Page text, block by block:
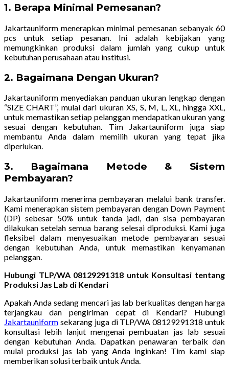
1. Berapa Minimal Pemesanan?
Jakartauniform menerapkan minimal pemesanan sebanyak 60
pcs untuk setiap pesanan. Ini adalah kebijakan yang
memungkinkan produksi dalam jumlah yang cukup untuk
kebutuhan perusahaan atau institusi.
2. Bagaimana Dengan Ukuran?
Jakartauniform menyediakan panduan ukuran lengkap dengan
“SIZE CHART”, mulai dari ukuran XS, S, M, L, XL, hingga XXL,
untuk memastikan setiap pelanggan mendapatkan ukuran yang
sesuai dengan kebutuhan. Tim Jakartauniform juga siap
membantu Anda dalam memilih ukuran yang tepat jika
diperlukan.
3. Bagaimana Metode & Sistem
Pembayaran?
Jakartauniform menerima pembayaran melalui bank transfer.
Kami menerapkan sistem pembayaran dengan Down Payment
(DP) sebesar 50% untuk tanda jadi, dan sisa pembayaran
dilakukan setelah semua barang selesai diproduksi. Kami juga
fleksibel dalam menyesuaikan metode pembayaran sesuai
dengan kebutuhan Anda, untuk memastikan kenyamanan
pelanggan.
Hubungi TLP/WA 08129291318 untuk Konsultasi tentang
Produksi Jas Lab di Kendari
Apakah Anda sedang mencari jas lab berkualitas dengan harga
terjangkau dan pengiriman cepat di Kendari? Hubungi
Jakartauniform sekarang juga di TLP/WA 08129291318 untuk
konsultasi lebih lanjut mengenai pembuatan jas lab sesuai
dengan kebutuhan Anda. Dapatkan penawaran terbaik dan
mulai produksi jas lab yang Anda inginkan! Tim kami siap
memberikan solusi terbaik untuk Anda.